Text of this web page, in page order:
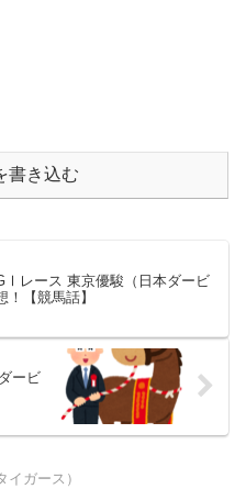
書き込む
レース 東京優駿（日本ダービ
！【競馬話】
ービ
ガース）